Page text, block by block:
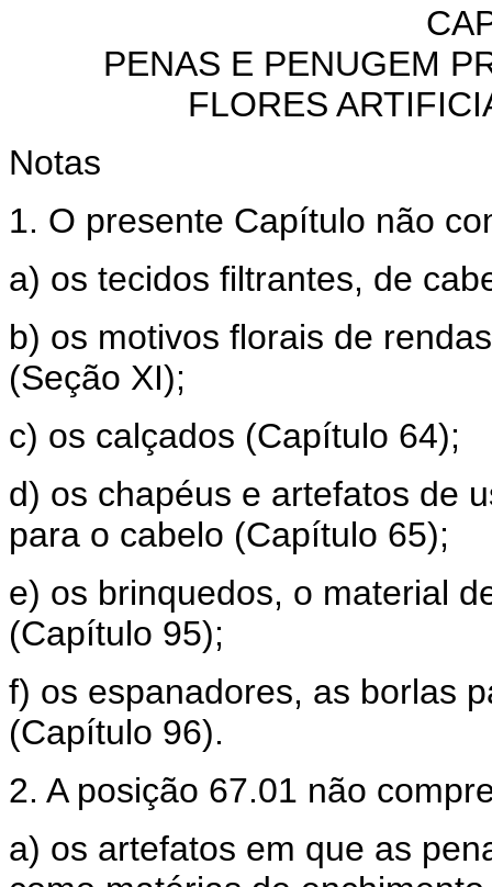
PENAS E PENUGEM
FLORES
Notas
1. O presente Capítulo não
a) os tecidos filtrantes, de
b) os motivos florais de
(Seção XI);
c) os calçados (Capítulo 64);
d) os chapéus e artefatos de
para o cabelo (Capítulo 65);
e) os brinquedos, o material
(Capítulo 95);
f) os espanadores, as borlas
(Capítulo 96).
2. A posição 67.01 não
a) os artefatos em que as